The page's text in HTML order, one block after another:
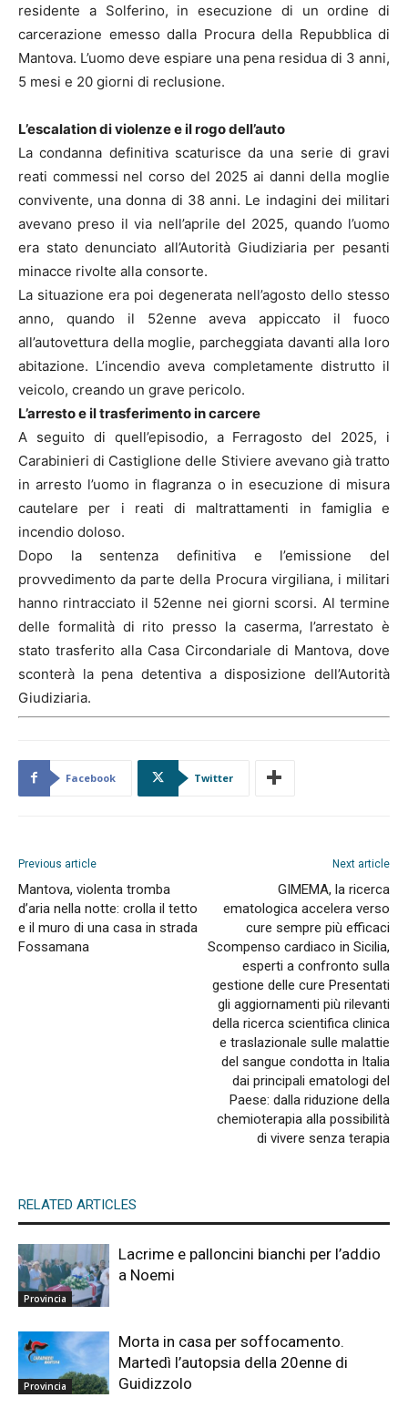
residente a Solferino, in esecuzione di un ordine di
carcerazione emesso dalla Procura della Repubblica di
Mantova. L’uomo deve espiare una pena residua di 3 anni,
5 mesi e 20 giorni di reclusione.
L’escalation di violenze e il rogo dell’auto
La condanna definitiva scaturisce da una serie di gravi
reati commessi nel corso del 2025 ai danni della moglie
convivente, una donna di 38 anni. Le indagini dei militari
avevano preso il via nell’aprile del 2025, quando l’uomo
era stato denunciato all’Autorità Giudiziaria per pesanti
minacce rivolte alla consorte.
La situazione era poi degenerata nell’agosto dello stesso
anno, quando il 52enne aveva appiccato il fuoco
all’autovettura della moglie, parcheggiata davanti alla loro
abitazione. L’incendio aveva completamente distrutto il
veicolo, creando un grave pericolo.
L’arresto e il trasferimento in carcere
A seguito di quell’episodio, a Ferragosto del 2025, i
Carabinieri di Castiglione delle Stiviere avevano già tratto
in arresto l’uomo in flagranza o in esecuzione di misura
cautelare per i reati di maltrattamenti in famiglia e
incendio doloso.
Dopo la sentenza definitiva e l’emissione del
provvedimento da parte della Procura virgiliana, i militari
hanno rintracciato il 52enne nei giorni scorsi. Al termine
delle formalità di rito presso la caserma, l’arrestato è
stato trasferito alla Casa Circondariale di Mantova, dove
sconterà la pena detentiva a disposizione dell’Autorità
Giudiziaria.
Facebook Twitter
Previous article
Mantova, violenta tromba
d’aria nella notte: crolla il tetto
e il muro di una casa in strada
Fossamana
Next article
GIMEMA, la ricerca
ematologica accelera verso
cure sempre più efficaci
Scompenso cardiaco in Sicilia,
esperti a confronto sulla
gestione delle cure Presentati
gli aggiornamenti più rilevanti
della ricerca scientifica clinica
e traslazionale sulle malattie
del sangue condotta in Italia
dai principali ematologi del
Paese: dalla riduzione della
chemioterapia alla possibilità
di vivere senza terapia
RELATED ARTICLES
Provincia
Lacrime e palloncini bianchi per l’addio
a Noemi
Provincia
Morta in casa per soffocamento.
Martedì l’autopsia della 20enne di
Guidizzolo